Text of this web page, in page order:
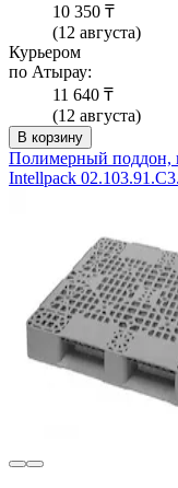
10 350 ₸
(12 августа)
Курьером
по Атырау:
11 640 ₸
(12 августа)
В корзину
Полимерный поддон,
Intellpack